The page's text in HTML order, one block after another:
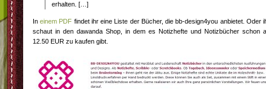
erhalten. […]
Ineinem PDF findet ihr eine Liste der Bücher, die bb-design4you anbietet. Oder
schaut in den dawanda Shop, in dem es Notizhefte und Notizbücher schon
12.50 EUR zu kaufen gibt.